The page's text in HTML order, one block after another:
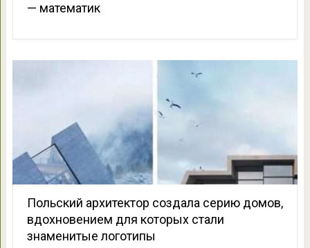
— математик
Польский архитектор создала серию домов,
вдохновением для которых стали
знаменитые логотипы